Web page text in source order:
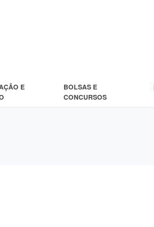
E
BOLSAS E
CONCURSOS